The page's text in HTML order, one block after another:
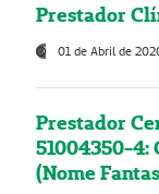
Prestador
01 de Abril de
Prestador
51004350-4:
(Nome